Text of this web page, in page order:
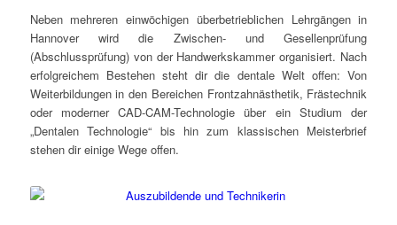
Neben mehreren einwöchigen überbetrieblichen Lehrgängen in
Hannover wird die Zwischen- und Gesellenprüfung
(Abschlussprüfung) von der Handwerkskammer organisiert. Nach
erfolgreichem Bestehen steht dir die dentale Welt offen: Von
Weiterbildungen in den Bereichen Frontzahnästhetik, Frästechnik
oder moderner CAD-CAM-Technologie über ein Studium der
„Dentalen Technologie“ bis hin zum klassischen Meisterbrief
stehen dir einige Wege offen.